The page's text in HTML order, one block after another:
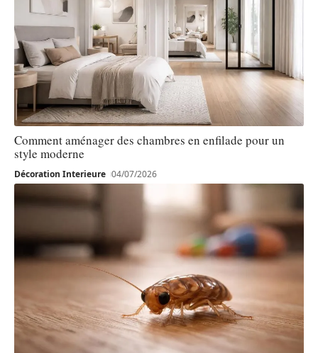
Comment aménager des chambres en enfilade pour un
style moderne
Décoration Interieure 04/07/2026